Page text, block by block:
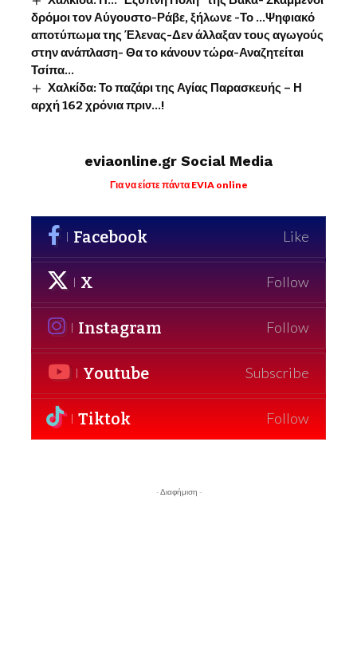
δρόμοι τον Αύγουστο-Ράβε, ξήλωνε -Το …Ψηφιακό
αποτύπωμα της Έλενας-Δεν άλλαξαν τους αγωγούς
στην ανάπλαση- Θα το κάνουν τώρα-Αναζητείται
Τσίπα…
Χαλκίδα: Το παζάρι της Αγίας Παρασκευής – Η
αρχή 162 χρόνια πριν…!
eviaonline.gr Social Media
Για να είστε πάντα EVIA online
Facebook Like
X Follow
Instagram Follow
Youtube Subscribe
Tiktok Follow
- Διαφήμιση -